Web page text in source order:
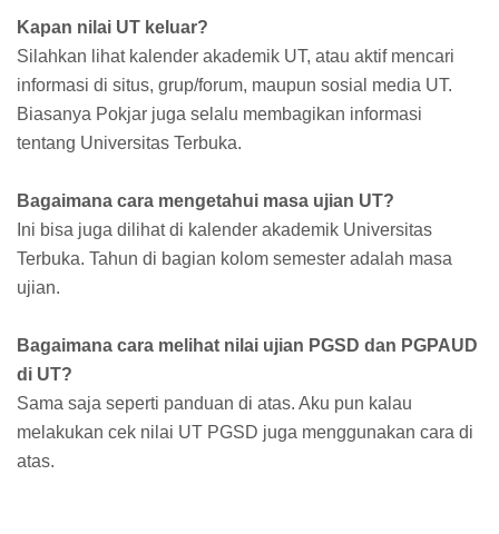
Kapan nilai UT keluar?
Silahkan lihat kalender akademik UT, atau aktif mencari
informasi di situs, grup/forum, maupun sosial media UT.
Biasanya Pokjar juga selalu membagikan informasi
tentang Universitas Terbuka.
Bagaimana cara mengetahui masa ujian UT?
Ini bisa juga dilihat di kalender akademik Universitas
Terbuka. Tahun di bagian kolom semester adalah masa
ujian.
Bagaimana cara melihat nilai ujian PGSD dan PGPAUD
di UT?
Sama saja seperti panduan di atas. Aku pun kalau
melakukan cek nilai UT PGSD juga menggunakan cara di
atas.